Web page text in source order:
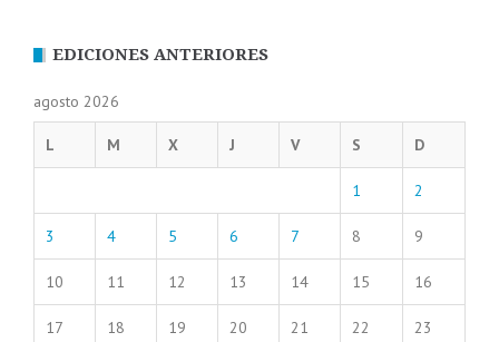
EDICIONES ANTERIORES
agosto 2026
L M X J V S D
1 2
3 4 5 6 7 8 9
10 11 12 13 14 15 16
17 18 19 20 21 22 23